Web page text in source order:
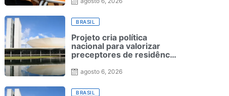
BRASIL
Projeto cria política
nacional para valorizar
preceptores de residência
agosto 6, 2026
BRASIL